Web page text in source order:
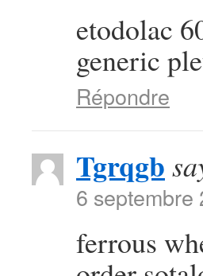
etodolac
generic
Répondre
Tgrqgb
6 septembre
ferrous